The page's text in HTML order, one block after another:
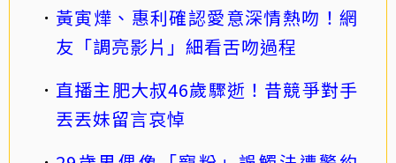
黃寅燁、惠利確認愛意深情熱吻！網
友「調亮影片」細看舌吻過程
直播主肥大叔46歲驟逝！昔競爭對手
丟丟妹留言哀悼